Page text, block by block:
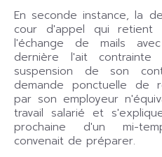
En seconde instance, la
cour d'appel qui
l'échange de mails
dernière l'ait
suspension de son
demande ponctuelle de
par son employeur
travail salarié et
prochaine d'un mi-
convenait de préparer.